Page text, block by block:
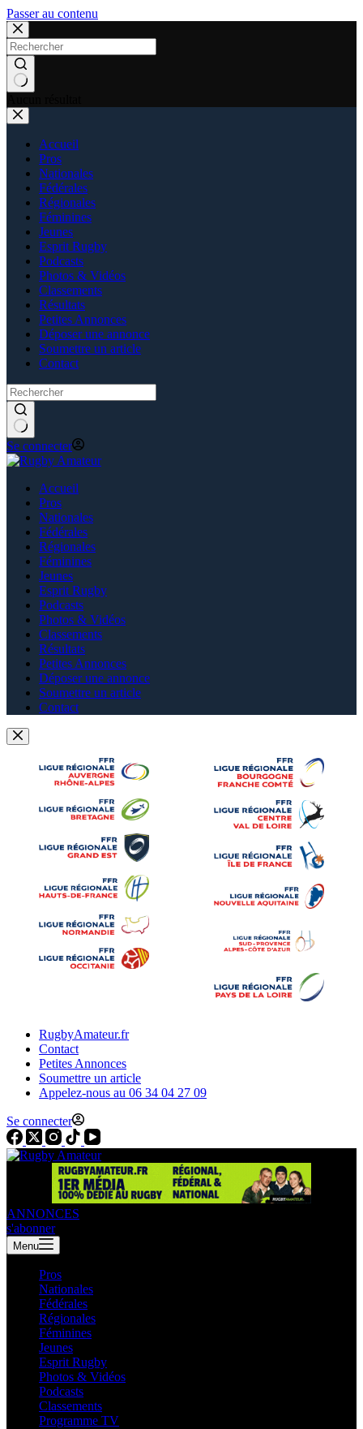
Passer au contenu
Accueil
Pros
Nationales
Fédérales
Régionales
Féminines
Jeunes
Esprit Rugby
Podcasts
Photos & Vidéos
Classements
Résultats
Petites Annonces
Déposer une annonce
Soumettre un article
Contact
Se connecter
Accueil
Pros
Nationales
Fédérales
Régionales
Féminines
Jeunes
Esprit Rugby
Podcasts
Photos & Vidéos
Classements
Résultats
Petites Annonces
Déposer une annonce
Soumettre un article
Contact
RugbyAmateur.fr
Contact
Petites Annonces
Soumettre un article
Appelez-nous au 06 34 04 27 09
Se connecter
ANNONCES
s'abonner
Menu
Pros
Nationales
Fédérales
Régionales
Féminines
Jeunes
Esprit Rugby
Photos & Vidéos
Podcasts
Classements
Programme TV